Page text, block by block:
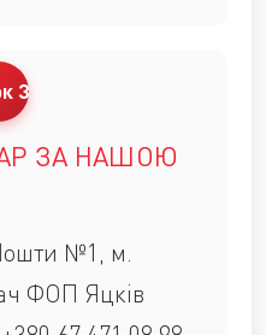
ЗА НАШОЮ
№1, м.
ФОП Яцків